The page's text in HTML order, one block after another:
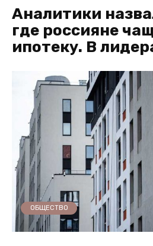
Аналитики
где россияне
ипотеку. В
ОБЩЕСТВО